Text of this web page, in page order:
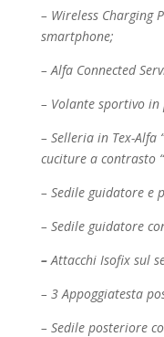
– Wireless Charging
smartphone;
– Alfa Connected
– Volante sportivo
– Selleria in Tex-Alfa
cuciture a contrasto
– Sedile guidatore e
– Sedile guidatore
– Attacchi Isofix sul
– 3 Appoggiatesta
– Sedile posteriore